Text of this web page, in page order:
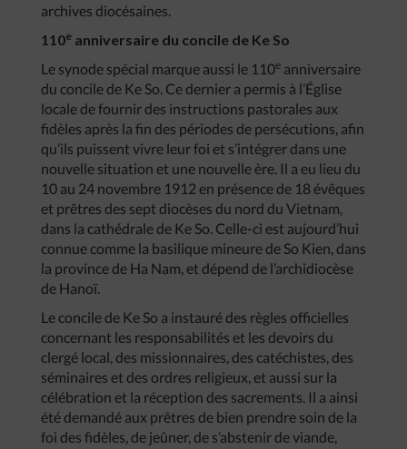
archives diocésaines.
110e anniversaire du concile de Ke So
Le synode spécial marque aussi le 110e anniversaire
du concile de Ke So. Ce dernier a permis à l’Église
locale de fournir des instructions pastorales aux
fidèles après la fin des périodes de persécutions, afin
qu’ils puissent vivre leur foi et s’intégrer dans une
nouvelle situation et une nouvelle ère. Il a eu lieu du
10 au 24 novembre 1912 en présence de 18 évêques
et prêtres des sept diocèses du nord du Vietnam,
dans la cathédrale de Ke So. Celle-ci est aujourd’hui
connue comme la basilique mineure de So Kien, dans
la province de Ha Nam, et dépend de l’archidiocèse
de Hanoï.
Le concile de Ke So a instauré des règles officielles
concernant les responsabilités et les devoirs du
clergé local, des missionnaires, des catéchistes, des
séminaires et des ordres religieux, et aussi sur la
célébration et la réception des sacrements. Il a ainsi
été demandé aux prêtres de bien prendre soin de la
foi des fidèles, de jeûner, de s’abstenir de viande,